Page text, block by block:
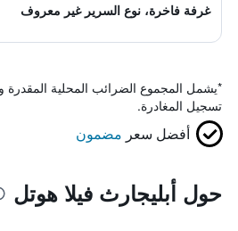
غرفة فاخرة، نوع السرير غير معروف
*يشمل المجموع الضرائب المحلية المقدرة
تسجيل المغادرة.
أفضل سعر مضمون
حول أبليجارث فيلا هوتل